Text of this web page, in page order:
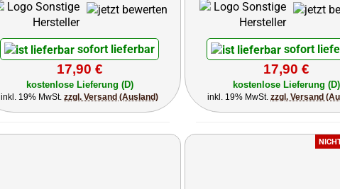
sofort lieferbar
17,90 €
kostenlose Lieferung (D)
inkl. 19% MwSt.zzgl. Versand (Ausland)
sofort
17,90 €
kostenlose Lieferung (D)
inkl. 19% MwSt.zzgl. Versand